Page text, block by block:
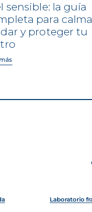
sensible: la guía
para
y proteger tu
Laboratorio